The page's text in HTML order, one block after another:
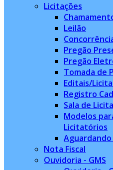
Licitações
Leilão
Pregão
Pregão
Tomada de
Editais/
Registro
Sala de
Modelos
Licitatórios
Nota Fiscal
Ouvidoria - GMS